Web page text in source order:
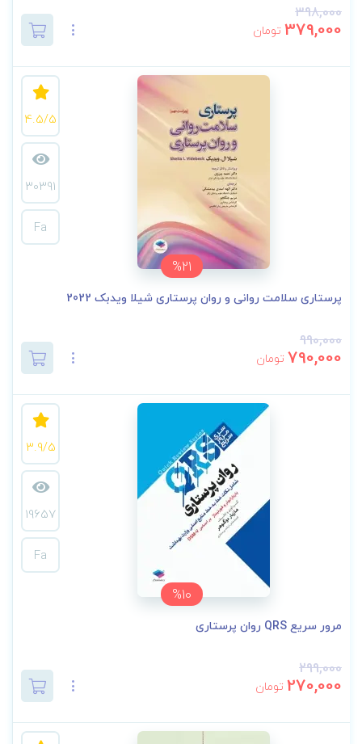
398,000
379,000 تومان
%21
4.5/5
30391
Fa
پرستاری سلامت روانی و روان پرستاری شیلا ویدبک 2022
990,000
790,000 تومان
%10
3.9/5
19657
Fa
مرور سریع QRS روان پرستاری
299,000
270,000 تومان